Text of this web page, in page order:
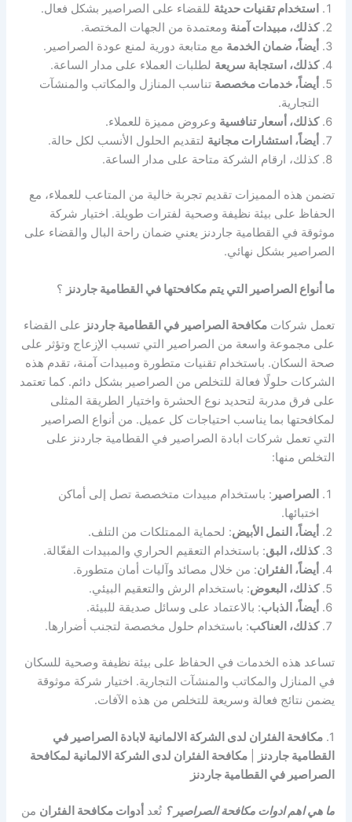
استخدام تقنيات حديثة للقضاء على الصراصير بشكل فعال.
كذلك، مبيدات آمنة ومعتمدة من الجهات المختصة.
أيضاً، ضمان الخدمة مع متابعة دورية لمنع عودة الصراصير.
كذلك، استجابة سريعة لطلبات العملاء على مدار الساعة.
أيضاً، خدمات مخصصة تناسب المنازل والمكاتب والمنشآت
التجارية.
كذلك، أسعار تنافسية وعروض مميزة للعملاء.
أيضاً، استشارات مجانية لتقديم الحلول الأنسب لكل حالة.
كذلك، ارقام الشركة متاحة على مدار الساعة.
تضمن هذه المميزات تقديم تجربة خالية من المتاعب للعملاء، مع
الحفاظ على بيئة نظيفة وصحية لفترات طويلة. اختيار شركة
موثوقة في القطامية جاردنز يعني ضمان راحة البال والقضاء على
الصراصير بشكل نهائي.
ما أنواع الصراصير التي يتم مكافحتها في القطامية جاردنز ؟
تعمل شركاتمكافحة الصراصير في القطامية جاردنز على القضاء
على مجموعة واسعة من الصراصير التي تسبب الإزعاج وتؤثر على
صحة السكان. باستخدام تقنيات متطورة ومبيدات آمنة، تقدم هذه
الشركات حلولًا فعالة للتخلص من الصراصير بشكل دائم. كما تعتمد
على فرق مدربة لتحديد نوع الحشرة واختيار الطريقة المثلى
لمكافحتها بما يناسب احتياجات كل عميل. من أنواع الصراصير
التي تعمل شركات ابادة الصراصير في القطامية جاردنز على
التخلص منها:
الصراصير : باستخدام مبيدات متخصصة تصل إلى أماكن
اختبائها.
أيضاً، النمل الأبيض: لحماية الممتلكات من التلف.
كذلك، البق: باستخدام التعقيم الحراري والمبيدات الفعّالة.
أيضاً، الفئران: من خلال مصائد وآليات أمان متطورة.
كذلك، البعوض: باستخدام الرش والتعقيم البيئي.
أيضاً، الذباب: بالاعتماد على وسائل صديقة للبيئة.
كذلك، العناكب: باستخدام حلول مخصصة لتجنب أضرارها.
تساعد هذه الخدمات في الحفاظ على بيئة نظيفة وصحية للسكان
في المنازل والمكاتب والمنشآت التجارية. اختيار شركة موثوقة
يضمن نتائج فعالة وسريعة للتخلص من هذه الآفات.
1. مكافحة الفئران لدى الشركة الالمانية لابادة الصراصير في
القطامية جاردنز
|مكافحة الفئران لدى الشركة الالمانية لمكافحة
الصراصير في القطامية جاردنز
ما هي اهم ادوات مكافحة الصراصير ؟ تُعد أدوات مكافحة الفئران من